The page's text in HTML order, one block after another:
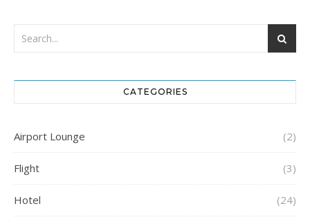
CATEGORIES
Airport Lounge (2)
Flight (3)
Hotel (24)